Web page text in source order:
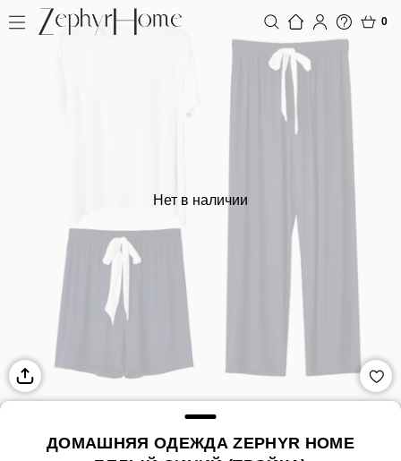
0
Нет в наличии
ДОМАШНЯЯ ОДЕЖДА ZEPHYR HOME